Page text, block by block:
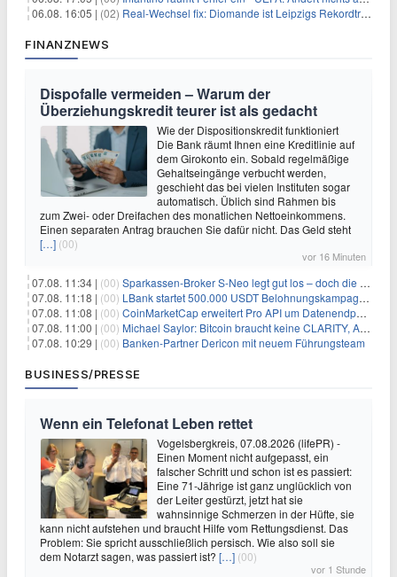
06.08. 16:05 | (02) Real-Wechsel fix: Diomande ist Leipzigs Rekordtransfer
FINANZNEWS
Dispofalle vermeiden – Warum der
Überziehungskredit teurer ist als gedacht
Wie der Dispositionskredit funktioniert
Die Bank räumt Ihnen eine Kreditlinie auf
dem Girokonto ein. Sobald regelmäßige
Gehaltseingänge verbucht werden,
geschieht das bei vielen Instituten sogar
automatisch. Üblich sind Rahmen bis
zum Zwei- oder Dreifachen des monatlichen Nettoeinkommens.
Einen separaten Antrag brauchen Sie dafür nicht. Das Geld steht
[…] (00)
vor 16 Minuten
07.08. 11:34 | (00) Sparkassen-Broker S-Neo legt gut los – doch die Schwachstellen bleiben
07.08. 11:18 | (00) LBank startet 500.000 USDT Belohnungskampagne mit Pudgy Penguins
07.08. 11:08 | (00) CoinMarketCap erweitert Pro API um Datenendpunkte für reale Vermögenswerte
07.08. 11:00 | (00) Michael Saylor: Bitcoin braucht keine CLARITY, Amerika schon
07.08. 10:29 | (00) Banken-Partner Dericon mit neuem Führungsteam
BUSINESS/PRESSE
Wenn ein Telefonat Leben rettet
Vogelsbergkreis, 07.08.2026 (lifePR) -
Einen Moment nicht aufgepasst, ein
falscher Schritt und schon ist es passiert:
Eine 71-Jährige ist ganz unglücklich von
der Leiter gestürzt, jetzt hat sie
wahnsinnige Schmerzen in der Hüfte, sie
kann nicht aufstehen und braucht Hilfe vom Rettungsdienst. Das
Problem: Sie spricht ausschließlich persisch. Wie also soll sie
dem Notarzt sagen, was passiert ist? […] (00)
vor 1 Stunde